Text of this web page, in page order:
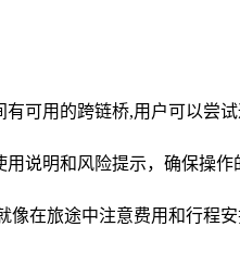
可用的跨链桥,用户可以尝
说明和风险提示，确保操
在旅途中注意费用和行程安